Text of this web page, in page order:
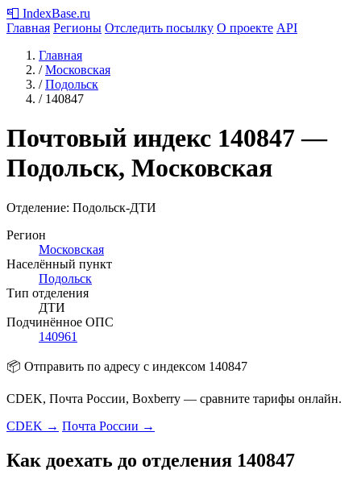
📮 IndexBase.ru
Главная Регионы Отследить посылку О проекте API
Главная
/ Московская
/ Подольск
/ 140847
Почтовый индекс 140847 —
Подольск, Московская
Отделение: Подольск-ДТИ
Регион
Московская
Населённый пункт
Подольск
Тип отделения
ДТИ
Подчинённое ОПС
140961
📦 Отправить по адресу с индексом 140847
CDEK, Почта России, Boxberry — сравните тарифы онлайн.
CDEK → Почта России →
Как доехать до отделения 140847